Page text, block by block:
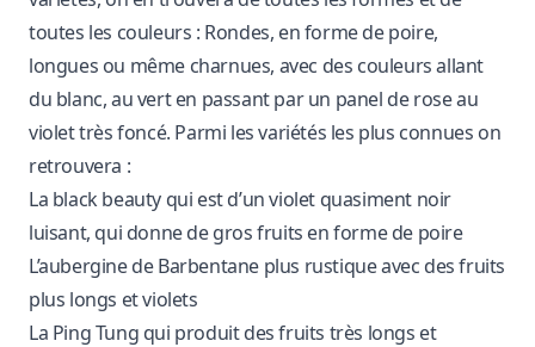
toutes les couleurs : Rondes, en forme de poire,
longues ou même charnues, avec des couleurs allant
du blanc, au vert en passant par un panel de rose au
violet très foncé. Parmi les variétés les plus connues on
retrouvera :
La black beauty qui est d’un violet quasiment noir
luisant, qui donne de gros fruits en forme de poire
L’aubergine de Barbentane plus rustique avec des fruits
plus longs et violets
La Ping Tung qui produit des fruits très longs et